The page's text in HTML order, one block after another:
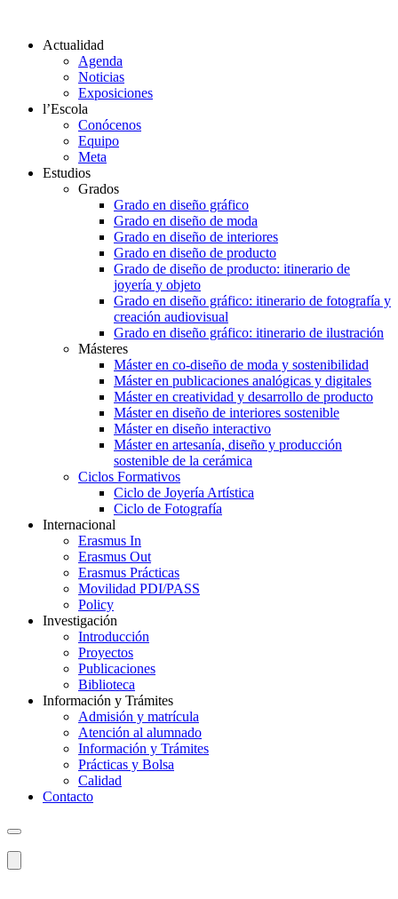
Actualidad
Agenda
Noticias
Exposiciones
l’Escola
Conócenos
Equipo
Meta
Estudios
Grados
Grado en diseño gráfico
Grado en diseño de moda
Grado en diseño de interiores
Grado en diseño de producto
Grado de diseño de producto: itinerario de
joyería y objeto
Grado en diseño gráfico: itinerario de fotografía y
creación audiovisual
Grado en diseño gráfico: itinerario de ilustración
Másteres
Máster en co-diseño de moda y sostenibilidad
Máster en publicaciones analógicas y digitales
Máster en creatividad y desarrollo de producto
Máster en diseño de interiores sostenible
Máster en diseño interactivo
Máster en artesanía, diseño y producción
sostenible de la cerámica
Ciclos Formativos
Ciclo de Joyería Artística
Ciclo de Fotografía
Internacional
Erasmus In
Erasmus Out
Erasmus Prácticas
Movilidad PDI/PASS
Policy
Investigación
Introducción
Proyectos
Publicaciones
Biblioteca
Información y Trámites
Admisión y matrícula
Atención al alumnado
Información y Trámites
Prácticas y Bolsa
Calidad
Contacto